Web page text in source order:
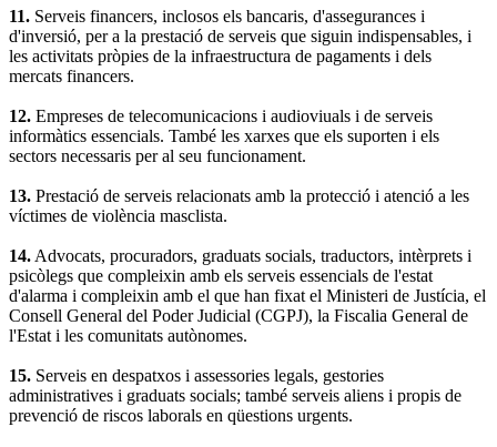
11. Serveis financers, inclosos els bancaris, d'assegurances i
d'inversió, per a la prestació de serveis que siguin indispensables, i
les activitats pròpies de la infraestructura de pagaments i dels
mercats financers.
12. Empreses de telecomunicacions i audioviuals i de serveis
informàtics essencials. També les xarxes que els suporten i els
sectors necessaris per al seu funcionament.
13. Prestació de serveis relacionats amb la protecció i atenció a les
víctimes de violència masclista.
14. Advocats, procuradors, graduats socials, traductors, intèrprets i
psicòlegs que compleixin amb els serveis essencials de l'estat
d'alarma i compleixin amb el que han fixat el Ministeri de Justícia, el
Consell General del Poder Judicial (CGPJ), la Fiscalia General de
l'Estat i les comunitats autònomes.
15. Serveis en despatxos i assessories legals, gestories
administratives i graduats socials; també serveis aliens i propis de
prevenció de riscos laborals en qüestions urgents.